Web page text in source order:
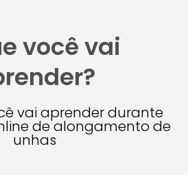
você vai
vai aprender durante
de alongamento de
unhas